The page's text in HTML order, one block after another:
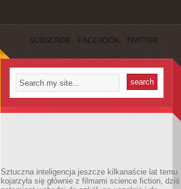
SUBSCRIBE FACEBOOK TWITTER
Sztuczna inteligencja jeszcze kilkanaście lat temu
kojarzyła się głównie z filmami science fiction, dziś